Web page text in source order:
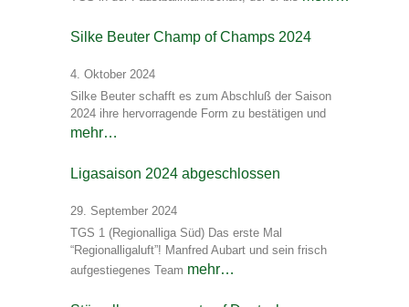
Silke Beuter Champ of Champs 2024
4. Oktober 2024
Silke Beuter schafft es zum Abschluß der Saison
2024 ihre hervorragende Form zu bestätigen und
mehr…
Ligasaison 2024 abgeschlossen
29. September 2024
TGS 1 (Regionalliga Süd) Das erste Mal
“Regionalligaluft”! Manfred Aubart und sein frisch
aufgestiegenes Team mehr…